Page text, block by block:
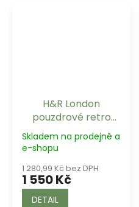
H&R London
pouzdrové retro
šaty Carmen -
Green
Skladem na prodejně a
e-shopu
1 280,99 Kč bez DPH
1 550 Kč
DETAIL